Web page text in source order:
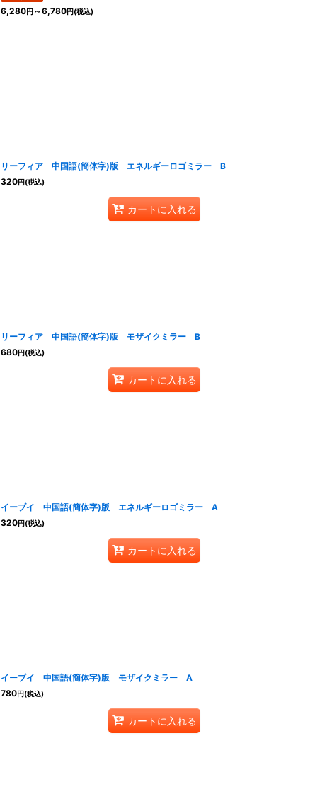
6,280円 ～6,780円(税込)
リーフィア 中国語(簡体字)版 エネルギーロゴミラー B
320円(税込)
カートに入れる
リーフィア 中国語(簡体字)版 モザイクミラー B
680円(税込)
カートに入れる
イーブイ 中国語(簡体字)版 エネルギーロゴミラー A
320円(税込)
カートに入れる
イーブイ 中国語(簡体字)版 モザイクミラー A
780円(税込)
カートに入れる